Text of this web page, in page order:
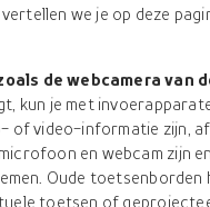
we je op deze
de webcamera van
kun je met
of video-informatie zijn,
en webcam zijn
Oude
toetsen of